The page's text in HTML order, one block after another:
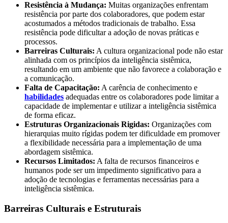
Resistência à Mudança: Muitas organizações enfrentam
resistência por parte dos colaboradores, que podem estar
acostumados a métodos tradicionais de trabalho. Essa
resistência pode dificultar a adoção de novas práticas e
processos.
Barreiras Culturais: A cultura organizacional pode não estar
alinhada com os princípios da inteligência sistêmica,
resultando em um ambiente que não favorece a colaboração e
a comunicação.
Falta de Capacitação: A carência de conhecimento e
habilidades adequadas entre os colaboradores pode limitar a
capacidade de implementar e utilizar a inteligência sistêmica
de forma eficaz.
Estruturas Organizacionais Rigidas: Organizações com
hierarquias muito rígidas podem ter dificuldade em promover
a flexibilidade necessária para a implementação de uma
abordagem sistêmica.
Recursos Limitados: A falta de recursos financeiros e
humanos pode ser um impedimento significativo para a
adoção de tecnologias e ferramentas necessárias para a
inteligência sistêmica.
Barreiras Culturais e Estruturais